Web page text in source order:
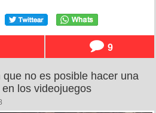
9
no es posible hacer una
los videojuegos